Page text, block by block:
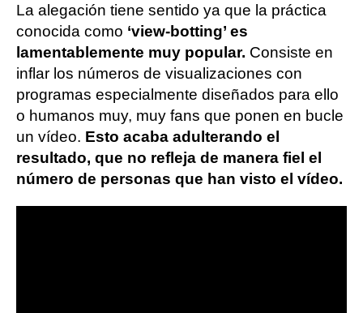
La alegación tiene sentido ya que la práctica
conocida como ‘view-botting’ es
lamentablemente muy popular. Consiste en
inflar los números de visualizaciones con
programas especialmente diseñados para ello
o humanos muy, muy fans que ponen en bucle
un vídeo. Esto acaba adulterando el
resultado, que no refleja de manera fiel el
número de personas que han visto el vídeo.